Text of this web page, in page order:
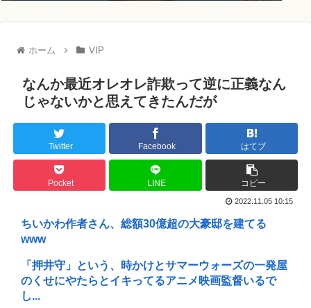
ホーム VIP
なんか最近オレオレ詐欺って逆に正義なん
じゃないかと思えてきたんだが
Twitter Facebook はてブ
Pocket LINE コピー
2022.11.05 10:15
ちいかわ作者さん、総額30億超の大豪邸を建てる
www
「押井守」という、時かけとサマーウォーズの一発屋
のくせにやたらとイキってるアニメ映画監督いるで
し...